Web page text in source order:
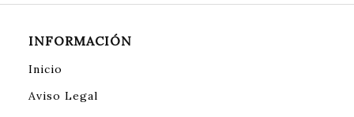
INFORMACIÓN
Inicio
Aviso Legal